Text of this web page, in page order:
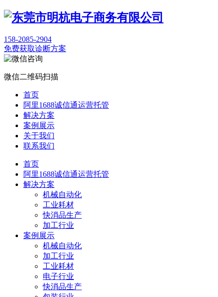
158-2085-2904
免费获取诊断方案
微信二维码扫描
首页
阿里1688诚信通运营托管
解决方案
案例展示
关于我们
联系我们
首页
阿里1688诚信通运营托管
解决方案
机械自动化
工业耗材
快消品生产
加工行业
案例展示
机械自动化
加工行业
工业耗材
电子行业
快消品生产